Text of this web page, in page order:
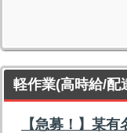
軽作業(高時給/配
【急募！】某有